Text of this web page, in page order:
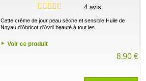
4 avis
Cette crème de jour peau sèche et sensible Huile de
Noyau d'Abricot d'Avril beauté à tout les...
Voir ce produit
8,90 €